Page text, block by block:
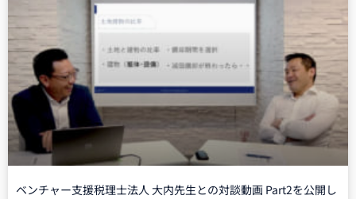
ベンチャー支援税理士法人 大内先生との対談動画 Part2を公開し